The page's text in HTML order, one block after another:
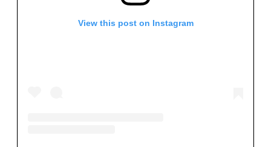
View this post on Instagram